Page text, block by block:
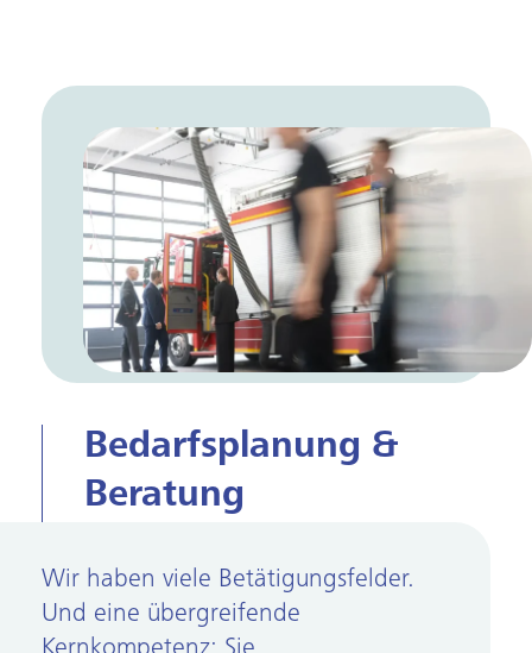
Bedarfs­planung &
Beratung
Wir haben viele Betätigungs­felder.
Und eine übergreifende